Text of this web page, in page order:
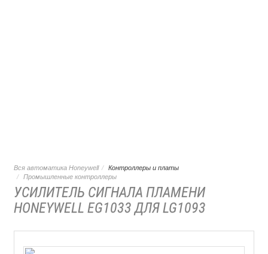
Вся автоматика Honeywell
Контроллеры и платы
Промышленные контроллеры
УСИЛИТЕЛЬ СИГНАЛА ПЛАМЕНИ
HONEYWELL EG1033 ДЛЯ LG1093